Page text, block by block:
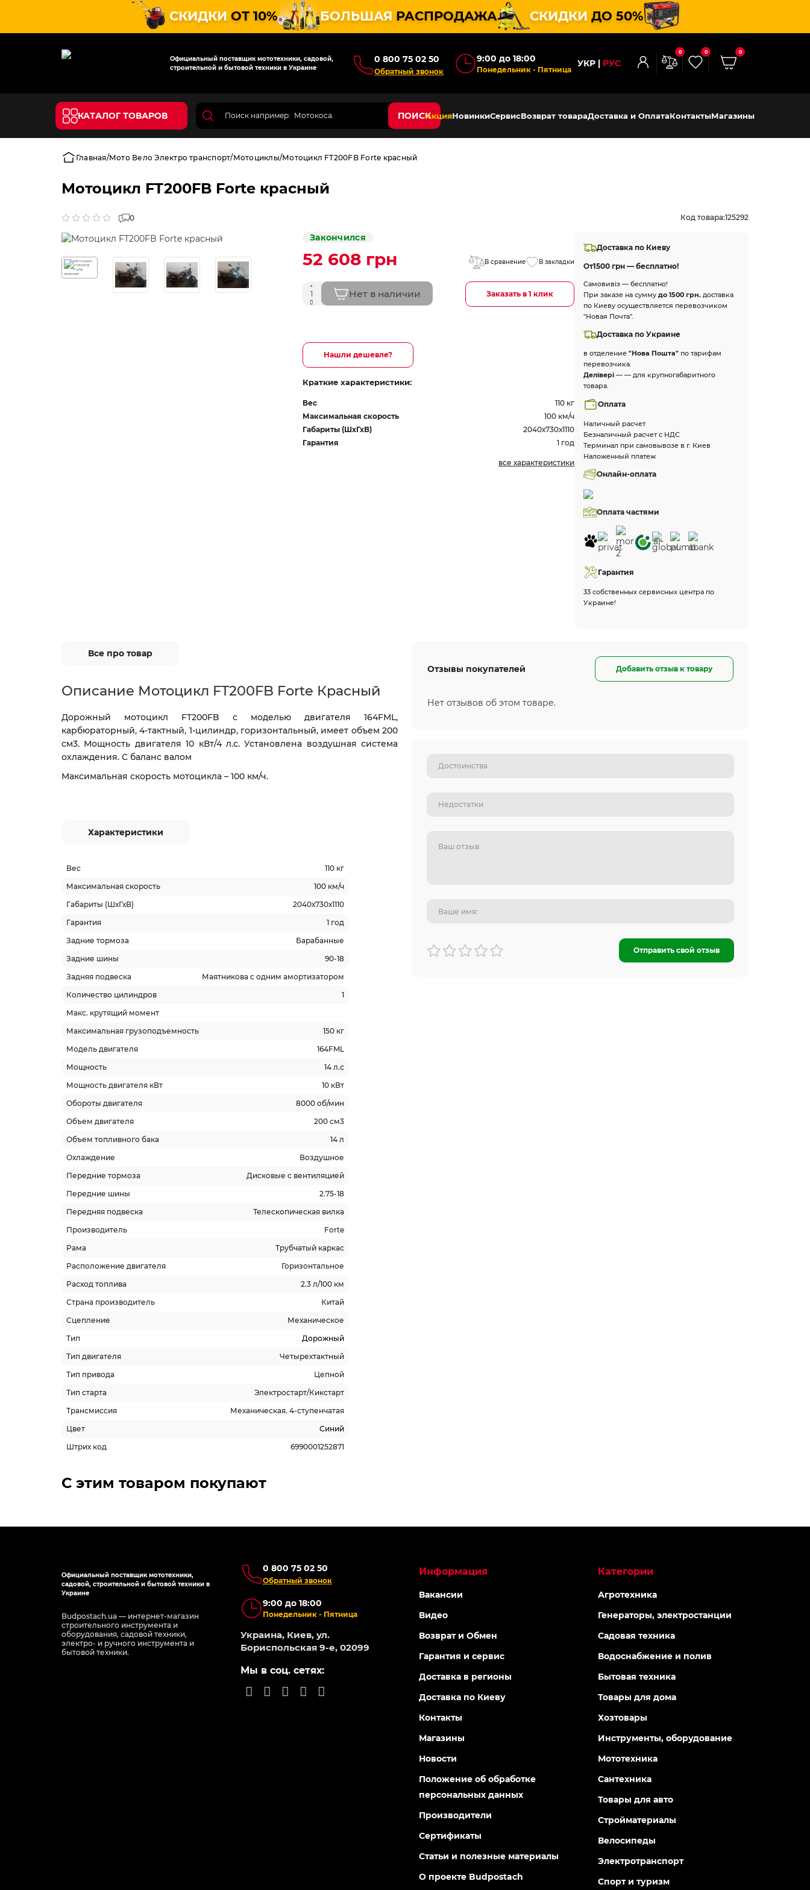
СКИДКИ ОТ 10% БОЛЬШАЯ РАСПРОДАЖА СКИДКИ ДО 50%
Официальный поставщик мототехники, садовой,
строительной и бытовой техники в Украине
0 800 75 02 50
Обратный звонок
9:00 до 18:00
Понедельник - Пятница
УКР РУС
0 0 0
КАТАЛОГ ТОВАРОВ ПОИСКАкцияНовинкиСервисВозврат товараДоставка и ОплатаКонтактыМагазины
Главная Мото Вело Электро транспорт Мотоциклы Мотоцикл FT200FB Forte красный
Мотоцикл FT200FB Forte красный
0 Код товара:125292
Закончился
52 608 грн В сравнение В закладки
Нет в наличии Заказать в 1 клик
Нашли дешевле?
Краткие характеристики:
Вес
110 кг
Максимальная скорость
100 км/ч
Габариты (ШхГхВ)
2040х730х1110
Гарантия
1 год
все характеристики
Доставка по Киеву
От1500 грн — бесплатно!
Самовивіз — бесплатно!
При заказе на сумму до 1500 грн.доставка
по Киеву осуществляется перевозчиком
"Новая Почта".
Доставка по Украине
в отделение "Нова Пошта" по тарифам
перевозчика.
Делівері— — для крупногабаритного
товара.
Оплата
Наличный расчет
Безналичный расчет с НДС
Терминал при самовывозе в г. Киев
Наложенный платеж
Онлайн-оплата
Оплата частями
Гарантия
33 собственных сервисных центра по
Украине!
Все про товар
Описание Мотоцикл FT200FB Forte Красный
Дорожный мотоцикл FT200FB с моделью двигателя 164FML,
карбюраторный, 4-тактный, 1-цилиндр, горизонтальный, имеет объем 200
см3. Мощность двигателя 10 кВт/4 л.с. Установлена воздушная система
охлаждения. С баланс валом
Максимальная скорость мотоцикла – 100 км/ч.
Характеристики
Вес
110 кг
Максимальная скорость
100 км/ч
Габариты (ШхГхВ)
2040х730х1110
Гарантия
1 год
Задние тормоза
Барабанные
Задние шины
90-18
Задняя подвеска
Маятникова с одним амортизатором
Количество цилиндров
1
Макс. крутящий момент
Максимальная грузоподъемность
150 кг
Модель двигателя
164FML
Мощность
14 л.с
Мощность двигателя кВт
10 кВт
Обороты двигателя
8000 об/мин
Объем двигателя
200 см3
Объем топливного бака
14 л
Охлаждение
Воздушное
Передние тормоза
Дисковые с вентиляцией
Передние шины
2.75-18
Передняя подвеска
Телескопическая вилка
Производитель
Forte
Рама
Трубчатый каркас
Расположение двигателя
Горизонтальное
Расход топлива
2.3 л/100 км
Страна производитель
Китай
Сцепление
Механическое
Тип
Дорожный
Тип двигателя
Четырехтактный
Тип привода
Цепной
Тип старта
Электростарт/Кикстарт
Трансмиссия
Механическая. 4-ступенчатая
Цвет
Синий
Штрих код
6990001252871
Отзывы покупателей Добавить отзыв к товару
Нет отзывов об этом товаре.
Отправить свой отзыв
С этим товаром покупают
Официальный поставщик мототехники,
садовой, строительной и бытовой техники в
Украине
Budpostach.ua — интернет-магазин
строительного инструмента и
оборудования, садовой техники,
электро- и ручного инструмента и
бытовой техники.
0 800 75 02 50
Обратный звонок
9:00 до 18:00
Понедельник - Пятница
Украина, Киев, ул.
Бориспольская 9-е, 02099
Мы в соц. сетях:
Информация
Вакансии
Видео
Возврат и Обмен
Гарантия и сервис
Доставка в регионы
Доставка по Киеву
Контакты
Магазины
Новости
Положение об обработке
персональных данных
Производители
Сертификаты
Статьи и полезные материалы
О проекте Budpostach
Категории
Агротехника
Генераторы, электростанции
Садовая техника
Водоснабжение и полив
Бытовая техника
Товары для дома
Хозтовары
Инструменты, оборудование
Мототехника
Сантехника
Товары для авто
Стройматериалы
Велосипеды
Электротранспорт
Спорт и туризм